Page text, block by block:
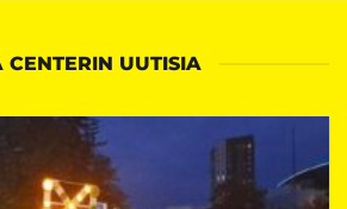
CENTERIN UUTISIA